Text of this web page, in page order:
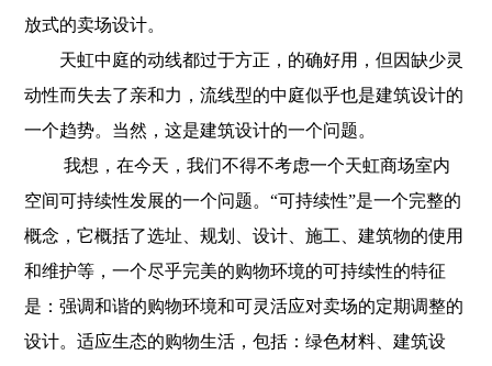
放式的卖场设计。
天虹中庭的动线都过于方正，的确好用，但因缺少灵
动性而失去了亲和力，流线型的中庭似乎也是建筑设计的
一个趋势。当然，这是建筑设计的一个问题。
我想，在今天，我们不得不考虑一个天虹商场室内
空间可持续性发展的一个问题。“可持续性”是一个完整的
概念，它概括了选址、规划、设计、施工、建筑物的使用
和维护等，一个尽乎完美的购物环境的可持续性的特征
是：强调和谐的购物环境和可灵活应对卖场的定期调整的
设计。适应生态的购物生活，包括：绿色材料、建筑设